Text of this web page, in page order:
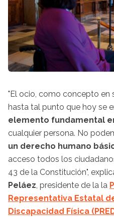
"El ocio, como concepto en
hasta tal punto que hoy se
elemento fundamental
cualquier persona. No
un derecho humano
acceso todos los
43 de la Constitución",
Peláez, presidente de la la
Representativa Estatal
Discapacidad Física